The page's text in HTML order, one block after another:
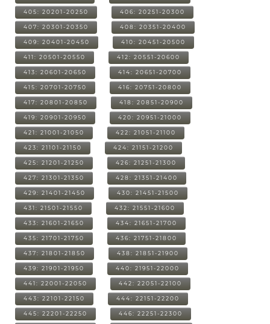
405: 20201-20250 406: 20251-20300
407: 20301-20350 408: 20351-20400
409: 20401-20450 410: 20451-20500
411: 20501-20550 412: 20551-20600
413: 20601-20650 414: 20651-20700
415: 20701-20750 416: 20751-20800
417: 20801-20850 418: 20851-20900
419: 20901-20950 420: 20951-21000
421: 21001-21050 422: 21051-21100
423: 21101-21150 424: 21151-21200
425: 21201-21250 426: 21251-21300
427: 21301-21350 428: 21351-21400
429: 21401-21450 430: 21451-21500
431: 21501-21550 432: 21551-21600
433: 21601-21650 434: 21651-21700
435: 21701-21750 436: 21751-21800
437: 21801-21850 438: 21851-21900
439: 21901-21950 440: 21951-22000
441: 22001-22050 442: 22051-22100
443: 22101-22150 444: 22151-22200
445: 22201-22250 446: 22251-22300